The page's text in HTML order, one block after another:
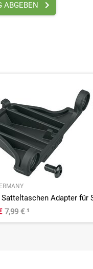
ABGEBEN
7,99 €¹